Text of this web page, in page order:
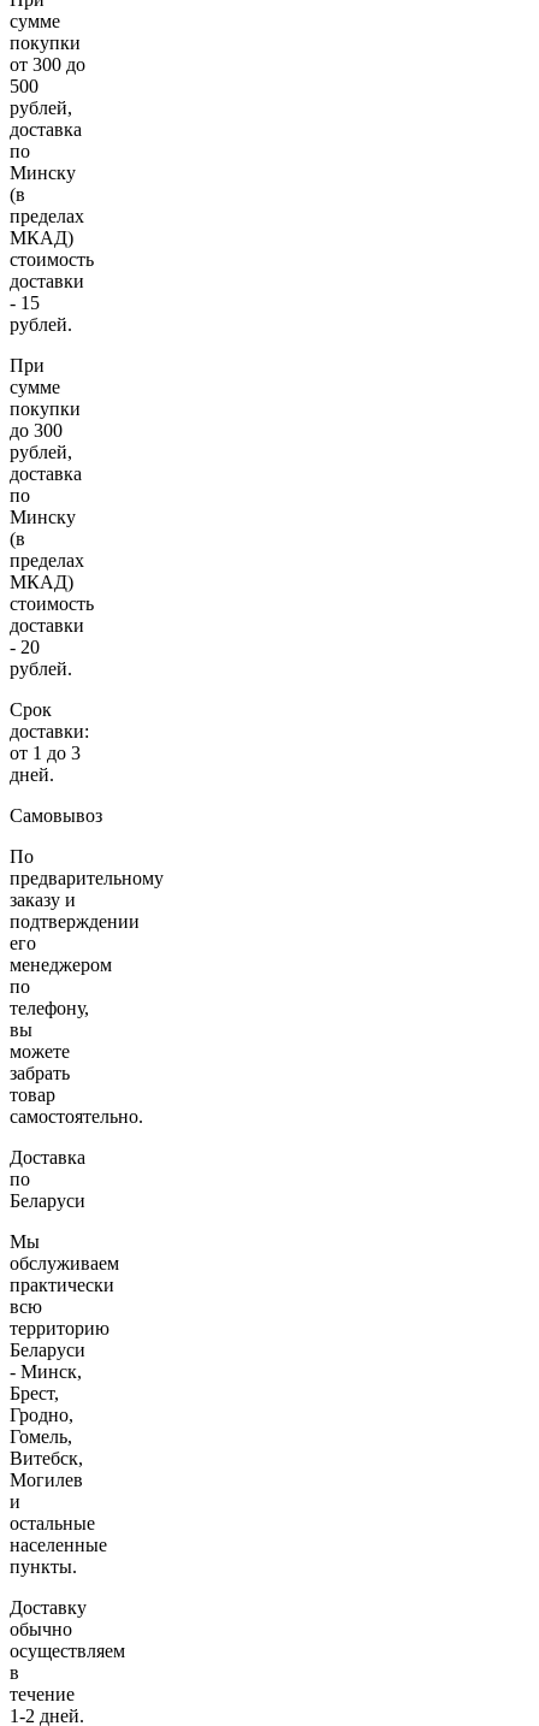
сумме
покупки
от 300 до
500
рублей,
доставка
по
Минску
(в
пределах
МКАД)
стоимость
доставки
- 15
рублей.
При
сумме
покупки
до 300
рублей,
доставка
по
Минску
(в
пределах
МКАД)
стоимость
доставки
- 20
рублей.
Срок
доставки:
от 1 до 3
дней.
Самовывоз
По
предварительному
заказу и
подтверждении
его
менеджером
по
телефону,
вы
можете
забрать
товар
самостоятельно.
Доставка
по
Беларуси
Мы
обслуживаем
практически
всю
территорию
Беларуси
- Минск,
Брест,
Гродно,
Гомель,
Витебск,
Могилев
и
остальные
населенные
пункты.
Доставку
обычно
осуществляем
в
течение
1-2 дней.